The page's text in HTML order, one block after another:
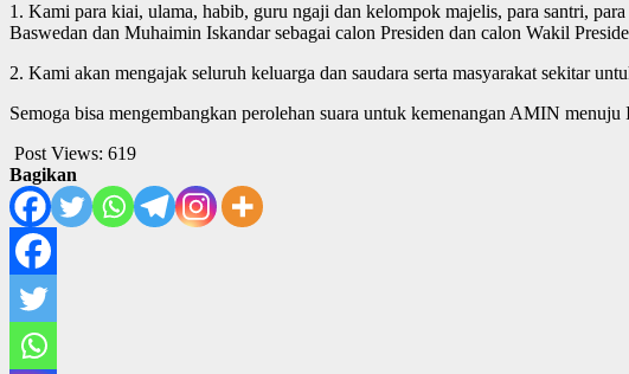
1. Kami para kiai, ulama, habib, guru ngaji dan kelompok majelis, para santri,
Baswedan dan Muhaimin Iskandar sebagai calon Presiden dan calon Wakil
2. Kami akan mengajak seluruh keluarga dan saudara serta masyarakat sekitar
Semoga bisa mengembangkan perolehan suara untuk kemenangan AMIN
Post Views: 619
Bagikan